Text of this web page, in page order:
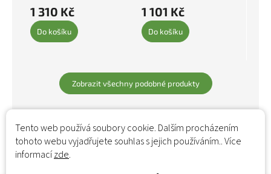
Tento web používá soubory cookie. Dalším procházením
tohoto webu vyjadřujete souhlas s jejich používáním.. Více
informacízde.
1 310 Kč
Do košíku
1 101 Kč
Do košíku
Zobrazit všechny podobné produkty